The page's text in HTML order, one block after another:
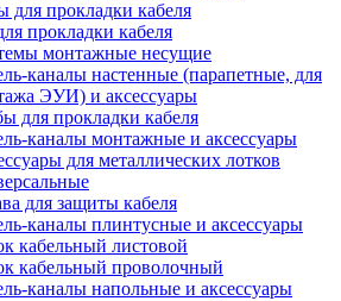
прокладки кабеля
монтажные несущие
каналы настенные (парапетные, для
ЭУИ) и аксессуары
для прокладки кабеля
каналы монтажные и аксессуары
для металлических лотков
для защиты кабеля
каналы плинтусные и аксессуары
кабельный листовой
кабельный проволочный
каналы напольные и аксессуары